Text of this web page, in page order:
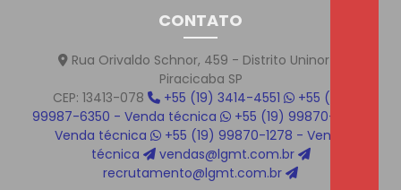
CONTATO
Rua Orivaldo Schnor, 459 - Distrito Uninorte
Piracicaba SP
CEP: 13413-078
+55 (19) 3414-4551
+55 (19)
99987-6350 - Venda técnica
+55 (19) 99870-1219 -
Venda técnica
+55 (19) 99870-1278 - Venda
técnica
vendas@lgmt.com.br
recrutamento@lgmt.com.br